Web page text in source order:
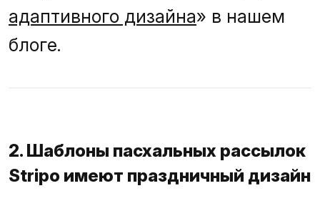
адаптивного дизайна» в нашем
блоге.
2. Шаблоны пасхальных рассылок
Stripo имеют праздничный дизайн